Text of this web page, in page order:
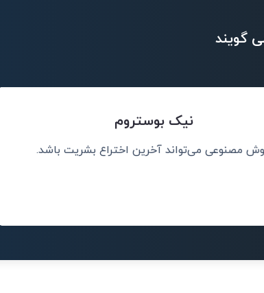
گویند
نیک بوستروم
مصنوعی می‌تواند آخرین اختراع بشریت باشد. هوش
تصمیمات